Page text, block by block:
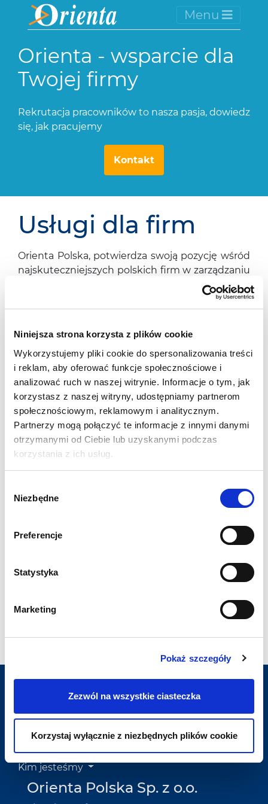
Niniejsza strona korzysta z plików cookie
Wykorzystujemy pliki cookie do spersonalizowania treści
i reklam, aby oferować funkcje społecznościowe i
analizować ruch w naszej witrynie. Informacje o tym, jak
korzystasz z naszej witryny, udostępniamy partnerom
społecznościowym, reklamowym i analitycznym.
Partnerzy mogą połączyć te informacje z innymi danymi
otrzymanymi od Ciebie lub uzyskanymi podczas
korzystania z ich usług.
zgody
Niezbędne
Preferencje
Statystyka
Marketing
Pokaż szczegóły
Zezwól na wszystkie ciasteczka
Korzystaj wyłącznie z niezbędnych plików cookie
Menu
Orienta - wsparcie dla
Twojej firmy
Rekrutacja pracowników to nasza pasja, dowiedz
się, jak pracujemy
Kontakt
Usługi dla firm
Orienta Polska, potwierdza swoją pozycję wśród
najskuteczniejszych polskich firm w zarządzaniu
zasobami ludzkimi, szczycąc się selekcją
personelu w wielu sektorach. Pasja do pracyi
wytrwałość w osiąganiu celów pozwoliły na
Orienta Polskarozszerzyła swoją działalność
oraz zwiększyła zasięg na terenie Polski, dzięki 3
oddziałom, pozostając jednocześnie idealnym
rozwiązaniem dla wszystkich firm, które
oczekują skutecznych usług po konkurencyjnej
cenie.
Nasze usługi:
Praca tymczasowa
Najlepsze profile
Nasze członkostwa:
Usługi dla firm
Kim jesteśmy
Orienta Polska Sp. z o.o.